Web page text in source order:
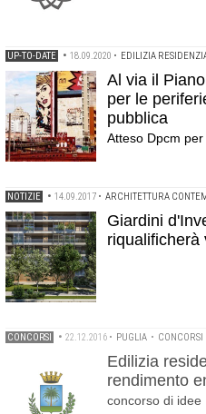
UP-TO-DATE • 18.09.2020 • EDILIZIA
Al via il
per le
pubblica
Atteso Dpcm
NOTIZIE • 14.09.2017 • ARCHITETTURA
Giardini
riqualificherà
CONCORSI • 22.12.2016 • PUGLIA • CONCORSI
Edilizia
rendimento
concorso di idee